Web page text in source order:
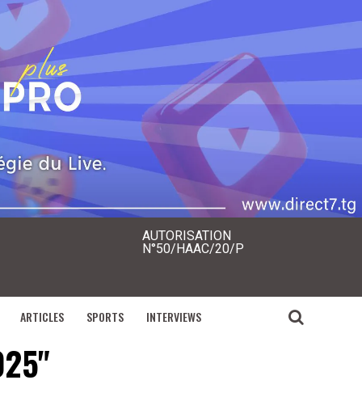
AUTORISATION
N°50/HAAC/20/P
ARTICLES SPORTS INTERVIEWS